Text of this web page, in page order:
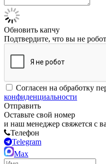
Обновить капчу
Подтвердите, что вы не робот
Согласен на обработку
конфиденциальности
Отправить
Оставьте свой номер
и наш менеджер свяжется с
Телефон
Telegram
Max